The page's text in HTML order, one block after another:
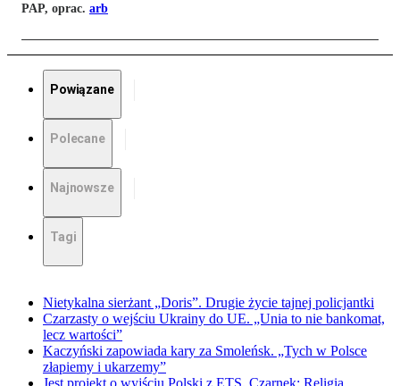
PAP, oprac. arb
Powiązane
Polecane
Najnowsze
Tagi
Nietykalna sierżant „Doris”. Drugie życie tajnej policjantki
Czarzasty o wejściu Ukrainy do UE. „Unia to nie bankomat,
lecz wartości”
Kaczyński zapowiada kary za Smoleńsk. „Tych w Polsce
złapiemy i ukarzemy”
Jest projekt o wyjściu Polski z ETS. Czarnek: Religia